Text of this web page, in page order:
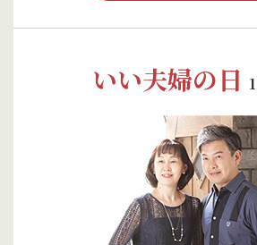
いい夫婦の日